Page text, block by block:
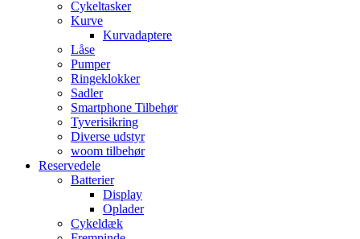
Cykeltasker
Kurve
Kurvadaptere
Låse
Pumper
Ringeklokker
Sadler
Smartphone Tilbehør
Tyverisikring
Diverse udstyr
woom tilbehør
Reservedele
Batterier
Display
Oplader
Cykeldæk